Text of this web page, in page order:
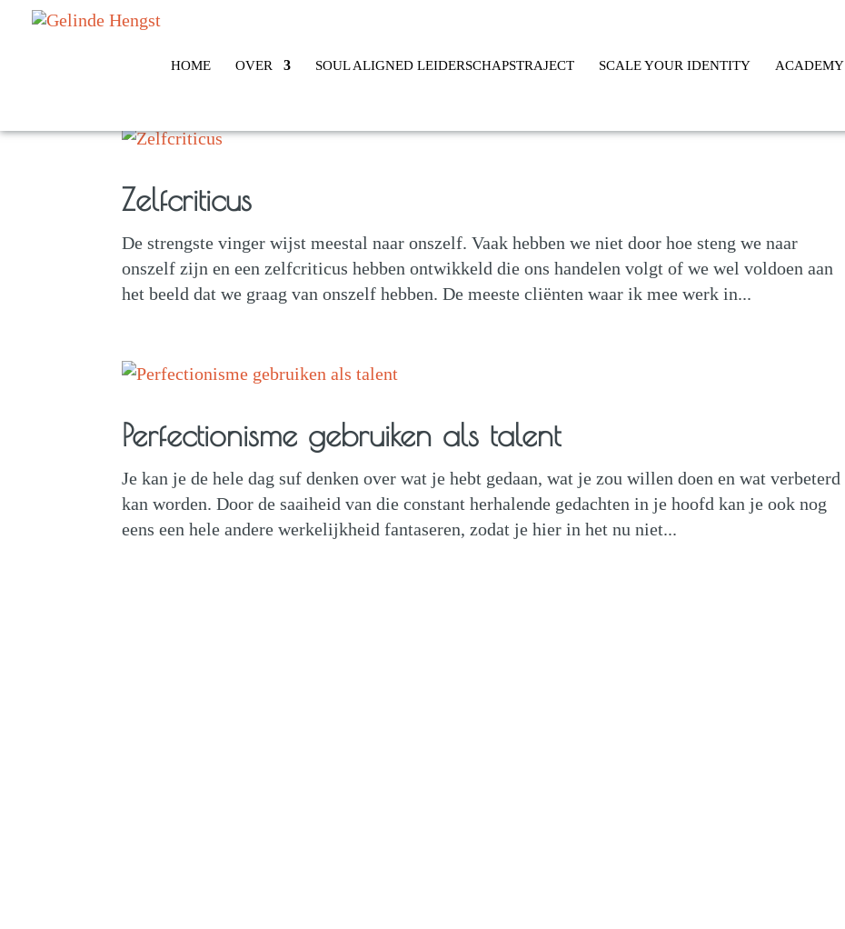
HOME OVER SOUL ALIGNED LEIDERSCHAPSTRAJECT SCALE YOUR IDENTITY ACADEMY
Zelfcriticus
De strengste vinger wijst meestal naar onszelf. Vaak hebben we niet door hoe steng we naar
onszelf zijn en een zelfcriticus hebben ontwikkeld die ons handelen volgt of we wel voldoen aan
het beeld dat we graag van onszelf hebben. De meeste cliënten waar ik mee werk in...
Perfectionisme gebruiken als talent
Je kan je de hele dag suf denken over wat je hebt gedaan, wat je zou willen doen en wat verbeterd
kan worden. Door de saaiheid van die constant herhalende gedachten in je hoofd kan je ook nog
eens een hele andere werkelijkheid fantaseren, zodat je hier in het nu niet...